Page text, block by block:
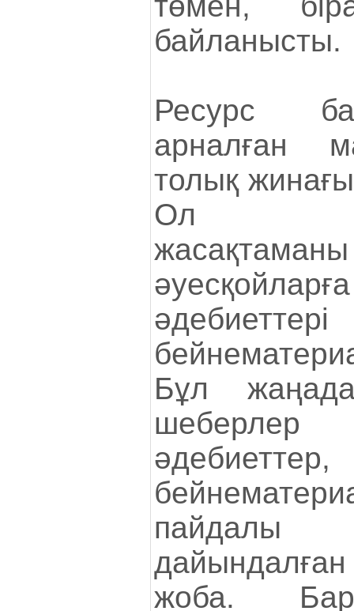
байланысты.
Ресурс
арналған
толық
Ол
Бұл
шеберлер
жоба.